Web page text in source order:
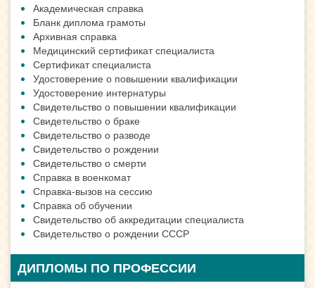
Академическая справка
Бланк диплома грамоты
Архивная справка
Медицинский сертификат специалиста
Сертификат специалиста
Удостоверение о повышении квалификации
Удостоверение интернатуры
Свидетельство о повышении квалификации
Свидетельство о браке
Свидетельство о разводе
Свидетельство о рождении
Свидетельство о смерти
Справка в военкомат
Справка-вызов на сессию
Справка об обучении
Свидетельство об аккредитации специалиста
Свидетельство о рождении СССР
ДИПЛОМЫ ПО ПРОФЕССИИ